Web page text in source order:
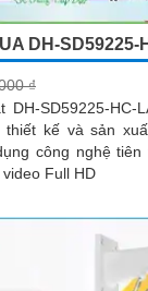
DH-SD59225-
₫
DH-SD59225-
kế và sản
công nghệ
Full HD